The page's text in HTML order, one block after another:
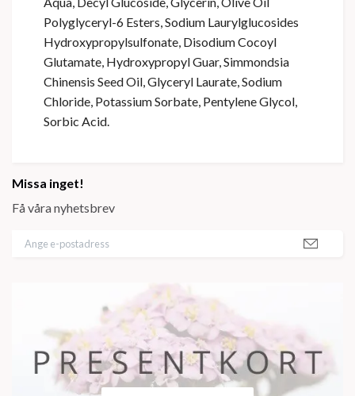
Missa inget!
Få våra nyhetsbrev
Polyglyceryl-6 Esters, Sodium Laurylglucosides
Hydroxypropylsulfonate, Disodium Cocoyl
Glutamate, Hydroxypropyl Guar, Simmondsia
Chinensis Seed Oil, Glyceryl Laurate, Sodium
Chloride, Potassium Sorbate, Pentylene Glycol,
Sorbic Acid.